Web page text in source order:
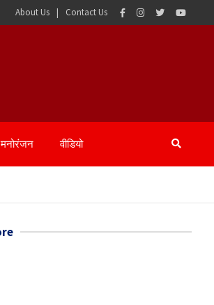
About Us Contact Us
मनोरंजन वीडियो